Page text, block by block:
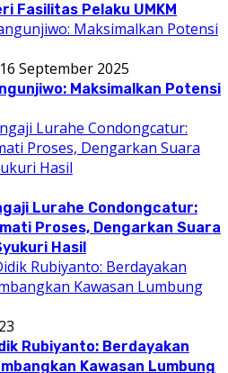
Fasilitas Pelaku UMKM
16 September 2025
Maksimalkan Potensi
Lurahe Condongcatur:
Proses, Dengarkan Suara
Hasil
Rubiyanto: Berdayakan
Kawasan Lumbung